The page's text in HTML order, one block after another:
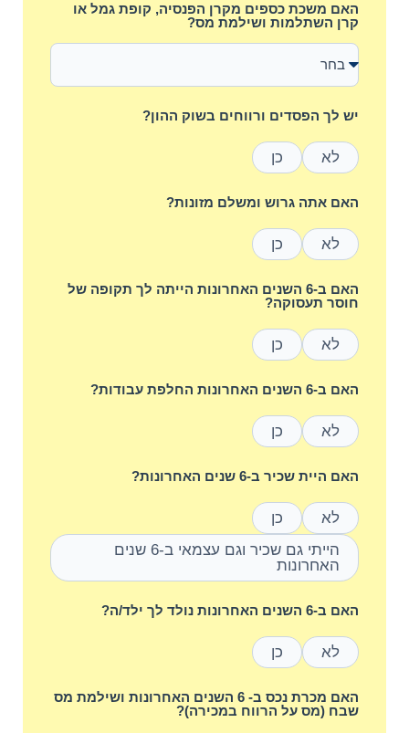
האם משכת כספים מקרן הפנסיה, קופת גמל או
קרן השתלמות ושילמת מס?
יש לך הפסדים ורווחים בשוק ההון?
לא כן
האם אתה גרוש ומשלם מזונות?
לא כן
האם ב-6 השנים האחרונות הייתה לך תקופה של
חוסר תעסוקה?
לא כן
האם ב-6 השנים האחרונות החלפת עבודות?
לא כן
האם היית שכיר ב-6 שנים האחרונות?
לא
כן
הייתי גם שכיר וגם עצמאי ב-6 שנים
האחרונות
האם ב-6 השנים האחרונות נולד לך ילד/ה?
לא כן
האם מכרת נכס ב- 6 השנים האחרונות ושילמת מס
שבח (מס על הרווח במכירה)?